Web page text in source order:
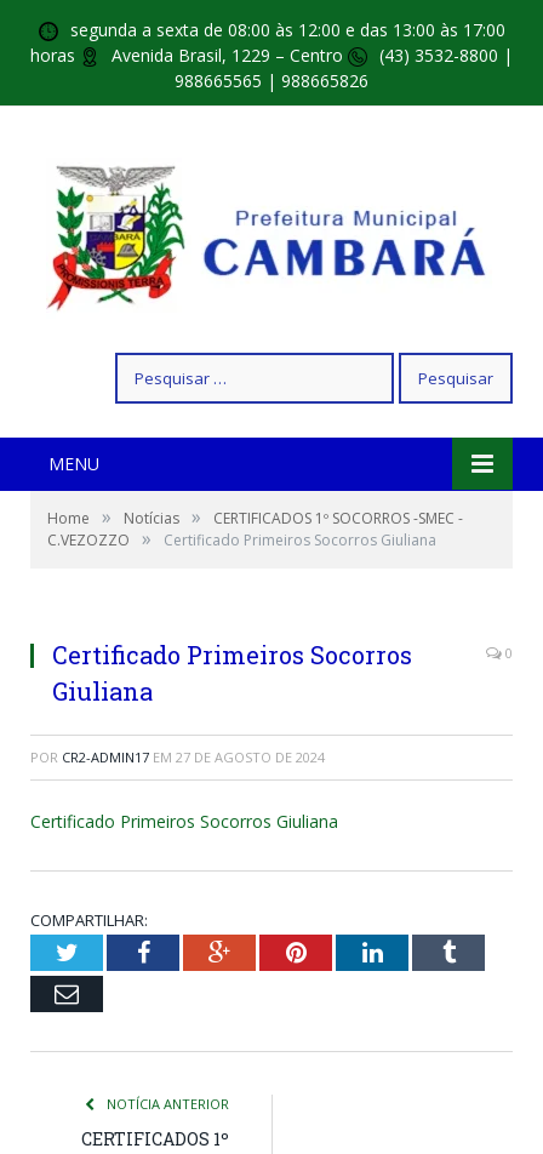
segunda a sexta de 08:00 às 12:00 e das 13:00 às 17:00
horas
Avenida Brasil, 1229 – Centro
(43) 3532-8800 |
988665565 | 988665826
por:
MENU
Home » Notícias »
CERTIFICADOS 1º SOCORROS -SMEC -
C.VEZOZZO
» Certificado Primeiros Socorros Giuliana
Certificado Primeiros Socorros
Giuliana
0
POR CR2-ADMIN17 EM 27 DE AGOSTO DE 2024
Certificado Primeiros Socorros Giuliana
COMPARTILHAR:
TwitterFacebookGoogle+PinterestLinkedInTumblr
Email
NOTÍCIA ANTERIOR
CERTIFICADOS 1º